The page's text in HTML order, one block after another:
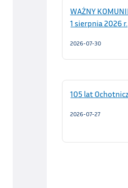
WAŻNY
1 sierpnia 2026 r.
2026-07-30
105 lat
2026-07-27